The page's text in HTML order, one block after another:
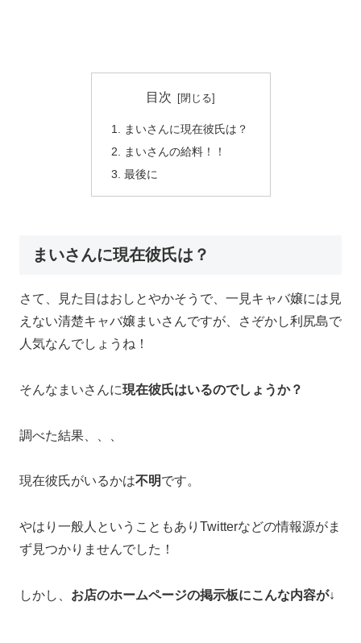
目次
まいさんに現在彼氏は？
まいさんの給料！！
最後に
まいさんに現在彼氏は？
さて、見た目はおしとやかそうで、一見キャバ嬢には見
えない清楚キャバ嬢まいさんですが、さぞかし利尻島で
人気なんでしょうね！
そんなまいさんに現在彼氏はいるのでしょうか？
調べた結果、、、
現在彼氏がいるかは不明です。
やはり一般人ということもありTwitterなどの情報源がま
ず見つかりませんでした！
しかし、 お店のホームページの掲示板にこんな内容が↓